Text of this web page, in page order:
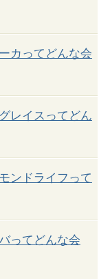
カってどんな会
レイスってどん
ンドライフって
ってどんな会